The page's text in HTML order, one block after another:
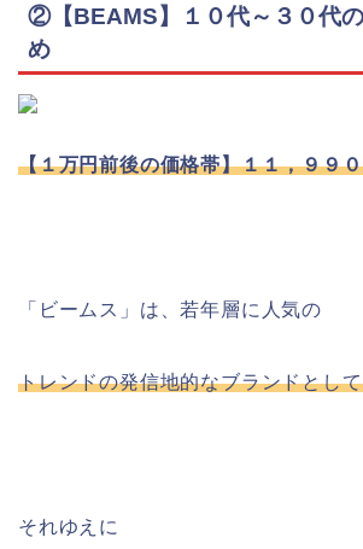
②【BEAMS】１０代～３０代
め
【１万円前後の価格帯】１１，９９
「ビームス」は、若年層に人気の
トレンドの発信地的なブランドとし
それゆえに